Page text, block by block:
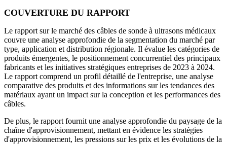
COUVERTURE DU RAPPORT
Le rapport sur le marché des câbles de sonde à ultrasons médicaux
couvre une analyse approfondie de la segmentation du marché par
type, application et distribution régionale. Il évalue les catégories de
produits émergentes, le positionnement concurrentiel des principaux
fabricants et les initiatives stratégiques entreprises de 2023 à 2024.
Le rapport comprend un profil détaillé de l'entreprise, une analyse
comparative des produits et des informations sur les tendances des
matériaux ayant un impact sur la conception et les performances des
câbles.
De plus, le rapport fournit une analyse approfondie du paysage de la
chaîne d'approvisionnement, mettant en évidence les stratégies
d'approvisionnement, les pressions sur les prix et les évolutions de la